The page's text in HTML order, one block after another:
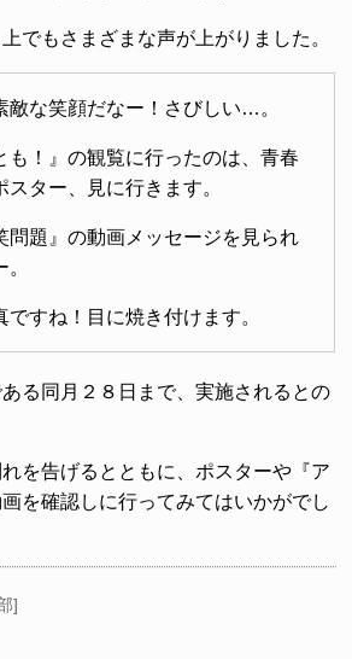
でもさまざまな声が上がりました。
敵な笑顔だなー！さびしい…。
も！』の観覧に行ったのは、青春
ター、見に行きます。
問題』の動画メッセージを見られ
ですね！目に焼き付けます。
る同月２８日まで、実施されるとの
れを告げるとともに、ポスターや『ア
を確認しに行ってみてはいかがでし
]